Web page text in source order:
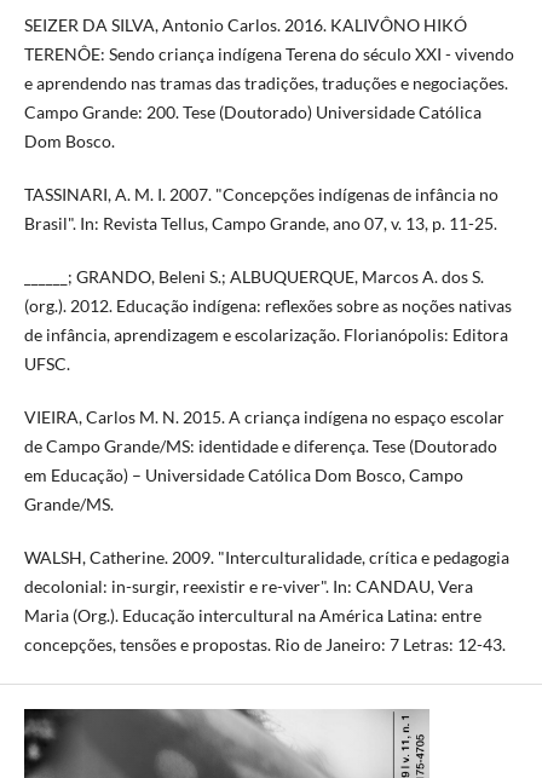
SEIZER DA SILVA, Antonio Carlos. 2016. KALIVÔNO HIKÓ
TERENÔE: Sendo criança indígena Terena do século XXI - vivendo
e aprendendo nas tramas das tradições, traduções e negociações.
Campo Grande: 200. Tese (Doutorado) Universidade Católica
Dom Bosco.
TASSINARI, A. M. I. 2007. "Concepções indígenas de infância no
Brasil". In: Revista Tellus, Campo Grande, ano 07, v. 13, p. 11-25.
______; GRANDO, Beleni S.; ALBUQUERQUE, Marcos A. dos S.
(org.). 2012. Educação indígena: reflexões sobre as noções nativas
de infância, aprendizagem e escolarização. Florianópolis: Editora
UFSC.
VIEIRA, Carlos M. N. 2015. A criança indígena no espaço escolar
de Campo Grande/MS: identidade e diferença. Tese (Doutorado
em Educação) – Universidade Católica Dom Bosco, Campo
Grande/MS.
WALSH, Catherine. 2009. "Interculturalidade, crítica e pedagogia
decolonial: in-surgir, reexistir e re-viver". In: CANDAU, Vera
Maria (Org.). Educação intercultural na América Latina: entre
concepções, tensões e propostas. Rio de Janeiro: 7 Letras: 12-43.